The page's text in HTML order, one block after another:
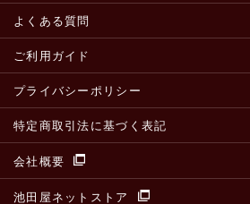
よくある質問
ご利用ガイド
プライバシーポリシー
特定商取引法に基づく表記
会社概要
池田屋ネットストア